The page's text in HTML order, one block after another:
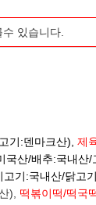
있습니다.
기:덴마크산), 제
국산/배추:국내산/
고기:국내산/닭고
), 떡볶이떡/떡국